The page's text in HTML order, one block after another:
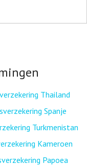
Thailand
Spanje
Turkmenistan
Kameroen
Papoea